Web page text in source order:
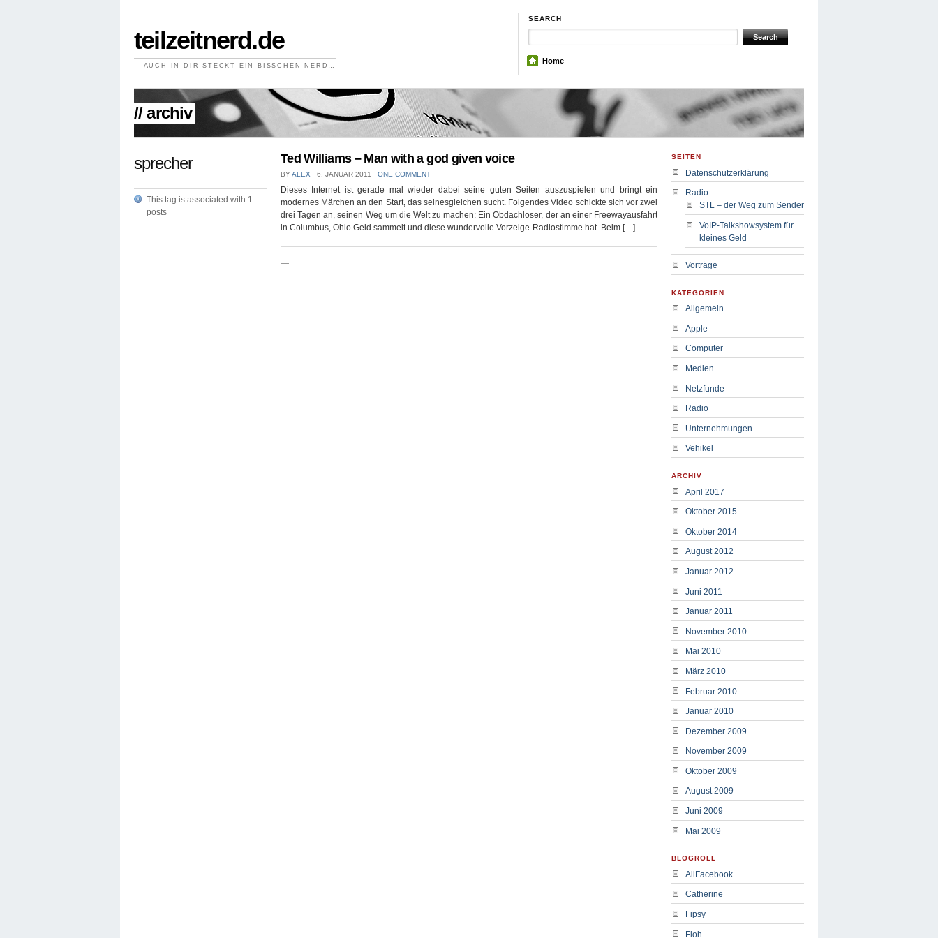
teilzeitnerd.de
AUCH IN DIR STECKT EIN BISSCHEN NERD…
SEARCH
Home
// archiv
sprecher
This tag is associated with 1
posts
Ted Williams – Man with a god given voice
BYALEX ⋅ 6. JANUAR 2011 ⋅ ONE COMMENT
Dieses Internet ist gerade mal wieder dabei seine guten Seiten auszuspielen und bringt ein
modernes Märchen an den Start, das seinesgleichen sucht. Folgendes Video schickte sich vor zwei
drei Tagen an, seinen Weg um die Welt zu machen: Ein Obdachloser, der an einer Freewayausfahrt
in Columbus, Ohio Geld sammelt und diese wundervolle Vorzeige-Radiostimme hat. Beim […]
—
SEITEN
Datenschutzerklärung
Radio
STL – der Weg zum Sender
VoIP-Talkshowsystem für
kleines Geld
Vorträge
KATEGORIEN
Allgemein
Apple
Computer
Medien
Netzfunde
Radio
Unternehmungen
Vehikel
ARCHIV
April 2017
Oktober 2015
Oktober 2014
August 2012
Januar 2012
Juni 2011
Januar 2011
November 2010
Mai 2010
März 2010
Februar 2010
Januar 2010
Dezember 2009
November 2009
Oktober 2009
August 2009
Juni 2009
Mai 2009
BLOGROLL
AllFacebook
Catherine
Fipsy
Floh